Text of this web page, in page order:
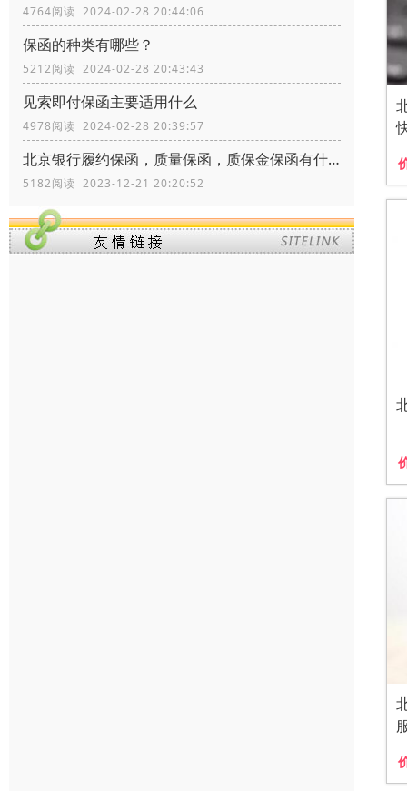
4764阅读 2024-02-28 20:44:06
保函的种类有哪些？
5212阅读 2024-02-28 20:43:43
见索即付保函主要适用什么
4978阅读 2024-02-28 20:39:57
北京银行履约保函，质量保函，质保金保函有什么区别？
5182阅读 2023-12-21 20:20:52